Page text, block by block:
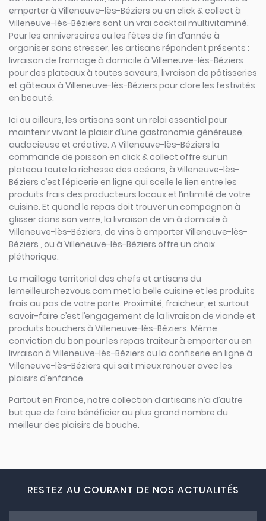
emporter à Villeneuve-lès-Béziers ou en click & collect à
Villeneuve-lès-Béziers sont un vrai cocktail multivitaminé.
Pour les anniversaires ou les fêtes de fin d’année à
organiser sans stresser, les artisans répondent présents :
livraison de fromage à domicile à Villeneuve-lès-Béziers
pour des plateaux à toutes saveurs, livraison de pâtisseries
et gâteaux à Villeneuve-lès-Béziers pour clore les festivités
en beauté.
Ici ou ailleurs, les artisans sont un relai essentiel pour
maintenir vivant le plaisir d’une gastronomie généreuse,
audacieuse et créative. A Villeneuve-lès-Béziers la
commande de poisson en click & collect offre sur un
plateau toute la richesse des océans, à Villeneuve-lès-
Béziers c’est l’épicerie en ligne qui scelle le lien entre les
produits frais des producteurs locaux et l’intimité de votre
cuisine. Et quand le repas doit trouver un compagnon à
glisser dans son verre, la livraison de vin à domicile à
Villeneuve-lès-Béziers, de vins à emporter Villeneuve-lès-
Béziers , ou à Villeneuve-lès-Béziers offre un choix
pléthorique.
Le maillage territorial des chefs et artisans du
lemeilleurchezvous.com met la belle cuisine et les produits
frais au pas de votre porte. Proximité, fraicheur, et surtout
savoir-faire c’est l’engagement de la livraison de viande et
produits bouchers à Villeneuve-lès-Béziers. Même
conviction du bon pour les repas traiteur à emporter ou en
livraison à Villeneuve-lès-Béziers ou la confiserie en ligne à
Villeneuve-lès-Béziers qui sait mieux renouer avec les
plaisirs d’enfance.
Partout en France, notre collection d’artisans n’a d’autre
but que de faire bénéficier au plus grand nombre du
meilleur des plaisirs de bouche.
RESTEZ AU COURANT DE NOS ACTUALITÉS